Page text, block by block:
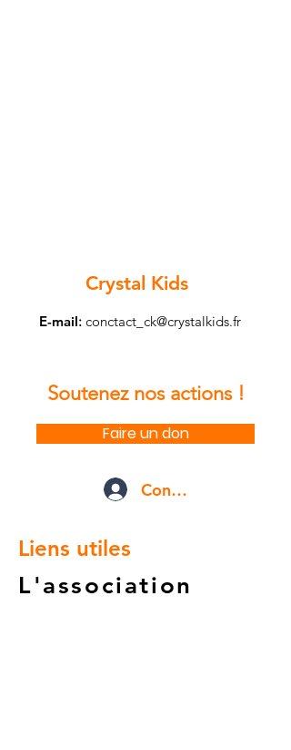
Crystal Kids
E-mail: conctact_ck@crystalkids.fr
Soutenez nos actions !
Faire un don
Connexion
Liens utiles
L'association